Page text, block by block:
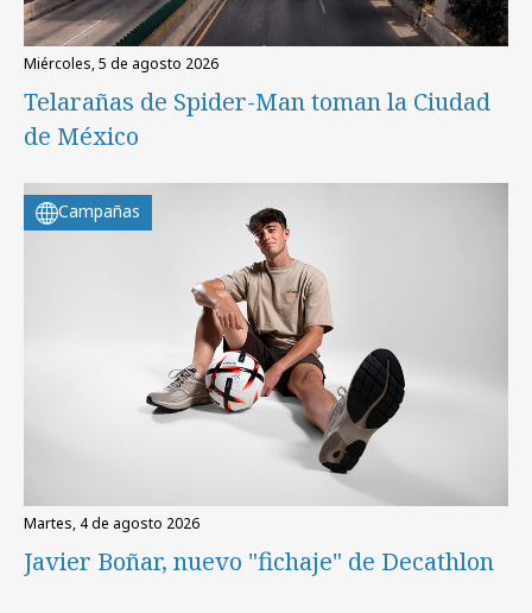
miércoles, 5 de agosto 2026
Telarañas de Spider-Man toman la Ciudad
de México
Campañas
martes, 4 de agosto 2026
Javier Boñar, nuevo "fichaje" de Decathlon